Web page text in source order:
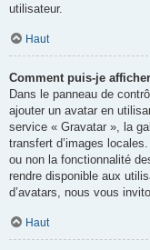
utilisateur.
Haut
Comment puis-je
Dans le panneau de
ajouter un avatar en
service « Gravatar », la
transfert d’images
ou non la fonctionnalité
rendre disponible aux
d’avatars, nous vous
Haut